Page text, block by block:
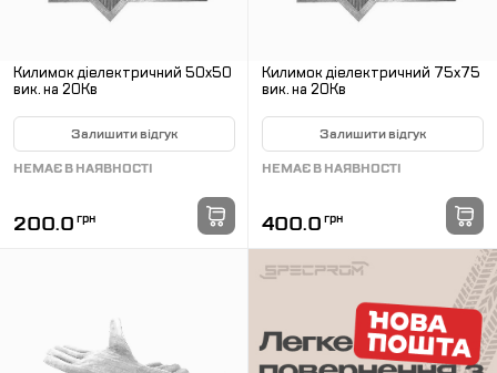
Килимок діелектричний 50х50
вик. на 20Кв
Залишити відгук
НЕМАЄ В НАЯВНОСТІ
200.0 грн
Килимок діелектричний 75х75
вик. на 20Кв
Залишити відгук
НЕМАЄ В НАЯВНОСТІ
400.0 грн